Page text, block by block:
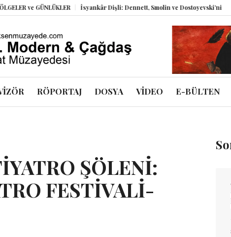
İsyankâr Dişli: Dennett, Smolin ve Dostoyevski’nin İzinde
RÖPORTAJ DOSYA VİDEO E-BÜLTEN
ŞÖLENİ:
FESTİVALİ-